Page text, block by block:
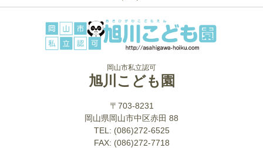
岡山市私立認可
旭川こども園
〒703-8231
岡山県岡山市中区赤田 88
TEL: (086)272-6525
FAX: (086)272-7718